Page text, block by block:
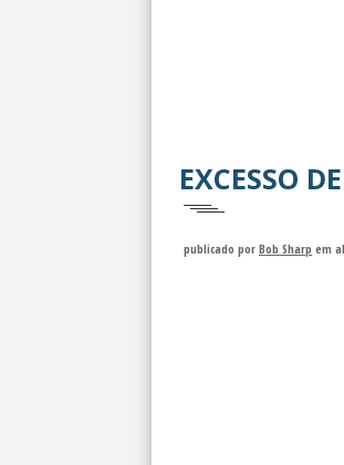
EXCESSO
publicado por Bob Sharp em